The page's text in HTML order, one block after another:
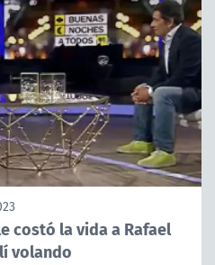
costó la vida a Rafael
volando